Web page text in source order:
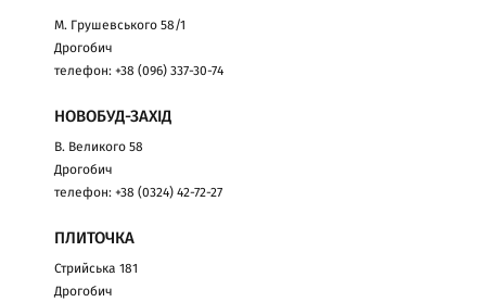
М. Грушевського 58/1
Дрогобич
телефон: +38 (096) 337-30-74
НОВОБУД-ЗАХІД
В. Великого 58
Дрогобич
телефон: +38 (0324) 42-72-27
ПЛИТОЧКА
Стрийська 181
Дрогобич